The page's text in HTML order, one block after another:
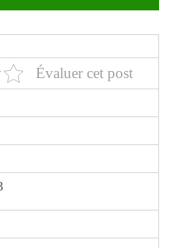
Évaluer cet post